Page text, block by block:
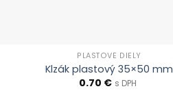
PLASTOVÉ DIELY
Klzák plastový 35×50 mm
0.70 € s DPH